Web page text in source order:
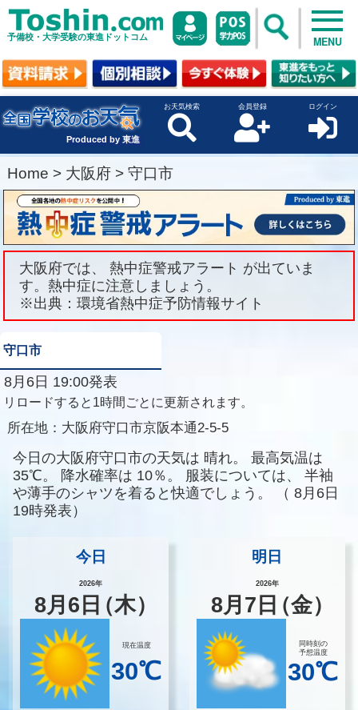
予備校・大学受験の東進ドットコム MENU
Produced by 東進
お天気検索 会員登録 ログイン
Home > 大阪府 > 守口市
大阪府では、 熱中症警戒アラート が出ていま
す。熱中症に注意しましょう。
※出典：環境省熱中症予防情報サイト
守口市
8月6日 19:00発表
リロードすると1時間ごとに更新されます。
所在地： 大阪府守口市京阪本通2-5-5
今日の大阪府守口市の天気は 晴れ。
最高気温は
35℃。
降水確率は 10％。 服装については、
半袖
や薄手のシャツを着ると快適でしょう。
（ 8月6日
19時発表）
今日
2026年
8月 6 日（木）
現在温度
30℃
明日
2026年
8月 7 日（金）
同時刻の
予想温度
30℃